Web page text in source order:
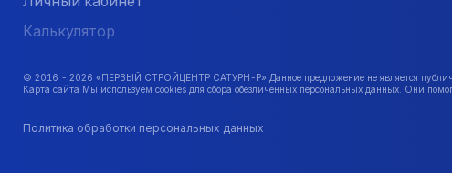
Калькулятор
© 2016 - 2026 «ПЕРВЫЙ СТРОЙЦЕНТР САТУРН-Р» Данное предложение не является
Карта сайта Мы используем cookies для сбора обезличенных персональных данных. Они
Политика обработки персональных данных